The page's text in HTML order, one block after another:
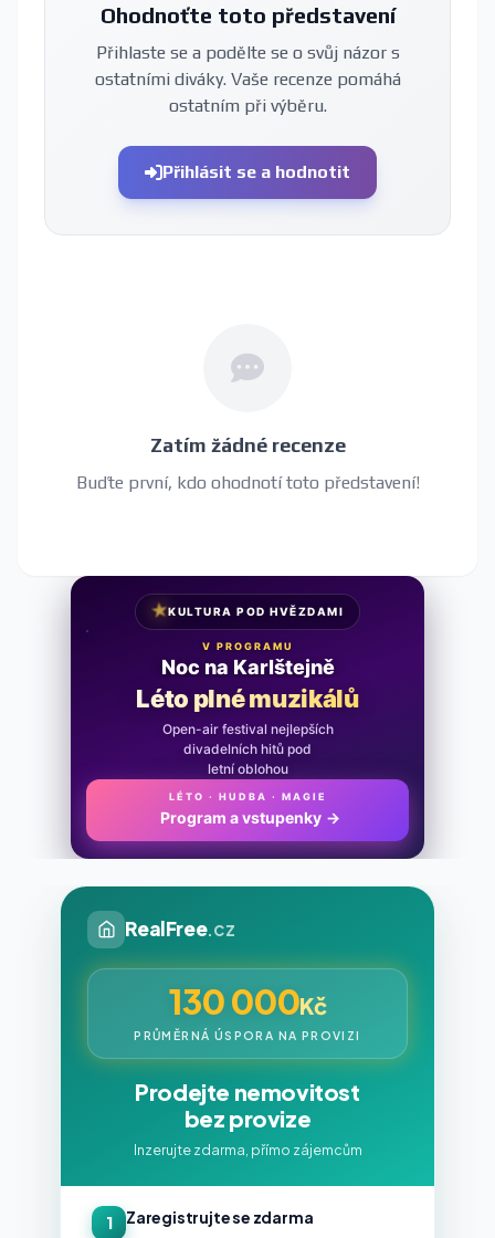
Ohodnoťte toto představení
Přihlaste se a podělte se o svůj názor s
ostatními diváky. Vaše recenze pomáhá
ostatním při výběru.
Přihlásit se a hodnotit
Zatím žádné recenze
Buďte první, kdo ohodnotí toto představení!
★KULTURA POD HVĚZDAMI
V PROGRAMU
Noc na Karlštejně
Léto plné muzikálů
Open-air festival nejlepších
divadelních hitů pod
letní oblohou
LÉTO · HUDBA · MAGIE
Program a vstupenky→
RealFree.cz
130 000Kč
PRŮMĚRNÁ ÚSPORA NA PROVIZI
Prodejte nemovitost
bez provize
Inzerujte zdarma, přímo zájemcům
1 Zaregistrujte se zdarma